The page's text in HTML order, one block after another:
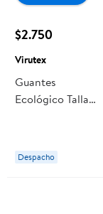
$2.750
Virutex
Guantes
Ecológico Talla
Despacho